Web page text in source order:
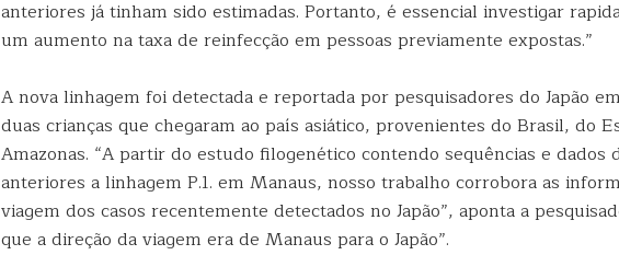
anteriores já tinham sido estimadas. Portanto, é essencial investigar
um aumento na taxa de reinfecção em pessoas previamente expostas.”
A nova linhagem foi detectada e reportada por pesquisadores do Japão
duas crianças que chegaram ao país asiático, provenientes do Brasil, do
Amazonas. “A partir do estudo filogenético contendo sequências e dados
anteriores a linhagem P.1. em Manaus, nosso trabalho corrobora as
viagem dos casos recentemente detectados no Japão”, aponta a
que a direção da viagem era de Manaus para o Japão”.